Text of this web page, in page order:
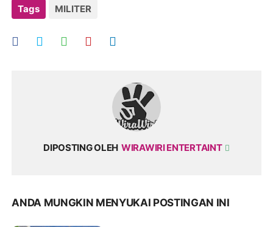
Tags MILITER
DIPOSTING OLEH WIRAWIRI ENTERTAINT
ANDA MUNGKIN MENYUKAI POSTINGAN INI